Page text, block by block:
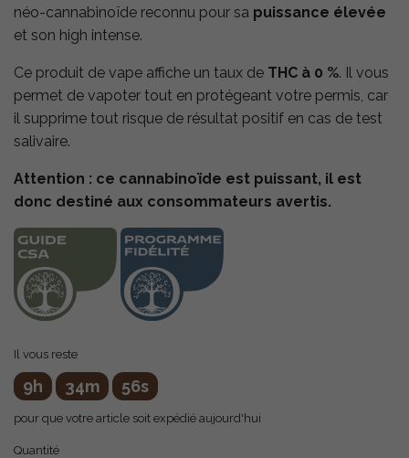
néo-cannabinoïde reconnu pour sa puissance élevée
et son high intense.
Ce produit de vape affiche un taux de THC à 0 %. Il vous
permet de vapoter tout en protégeant votre permis, car
il supprime tout risque de résultat positif en cas de test
salivaire.
Attention : ce cannabinoïde est puissant, il est
donc destiné aux consommateurs avertis.
Il vous reste
9h 34m 55s
pour que votre article soit expédié aujourd'hui
Quantité